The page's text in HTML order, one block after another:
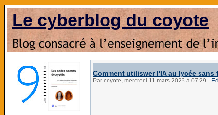
Le cyberblog du coyote
Comment utiliswer l'IA au lycée sans
Par coyote, mercredi 11 mars 2026 à 07:29 -